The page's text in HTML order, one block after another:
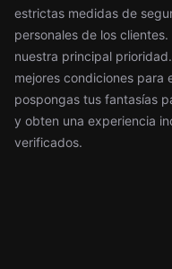
estrictas medidas de
personales de los
nuestra principal
mejores condiciones para
pospongas tus fantasías
y obten una experiencia
verificados.